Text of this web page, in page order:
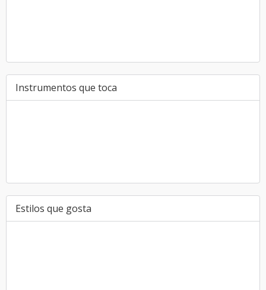
Instrumentos que toca
Estilos que gosta